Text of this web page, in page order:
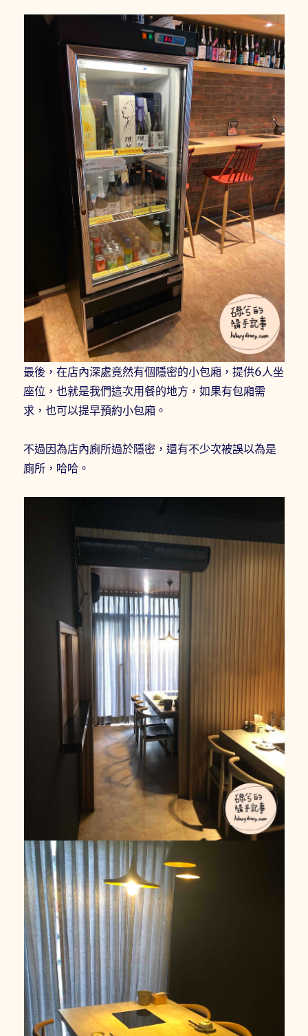
最後，在店內深處竟然有個隱密的小包廂，提供6人坐
座位，也就是我們這次用餐的地方，如果有包廂需
求，也可以提早預約小包廂。
不過因為店內廁所過於隱密，還有不少次被誤以為是
廁所，哈哈。